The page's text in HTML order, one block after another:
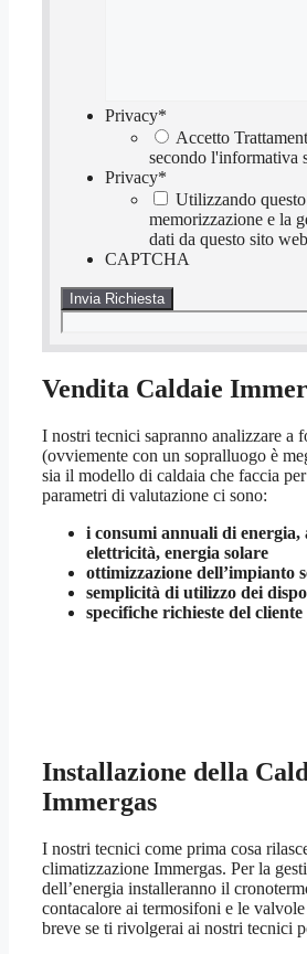
Privacy*
Accetto
secondo l'informativa
Privacy*
Utilizzando
memorizzazione e la
dati da questo sito
CAPTCHA
Vendita Caldaie
I nostri tecnici sapranno analizzare a
(ovviemente con un sopralluogo è
sia il modello di caldaia che faccia
parametri di valutazione ci sono:
i consumi annuali di energia,
elettricità, energia solare
ottimizzazione dell’impianto
semplicità di utilizzo dei
specifiche richieste del cliente
Installazione della
Immergas
I nostri tecnici come prima cosa
climatizzazione Immergas. Per la
dell’energia installeranno il
contacalore ai termosifoni e le
breve se ti rivolgerai ai nostri tecnici